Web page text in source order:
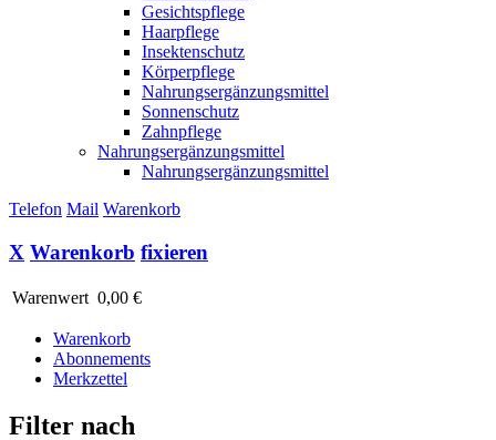
Gesichtspflege
Haarpflege
Insektenschutz
Körperpflege
Nahrungsergänzungsmittel
Sonnenschutz
Zahnpflege
Nahrungsergänzungsmittel
Nahrungsergänzungsmittel
Telefon Mail Warenkorb
X Warenkorb fixieren
Warenwert 0,00 €
Warenkorb
Abonnements
Merkzettel
Filter nach